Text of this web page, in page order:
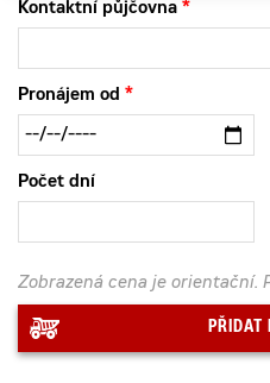
Kontaktní půjčovna
Pronájem od
Počet dní
Zobrazená cena je orientační.
PŘIDAT